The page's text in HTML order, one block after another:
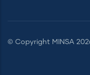
© Copyright MINSA